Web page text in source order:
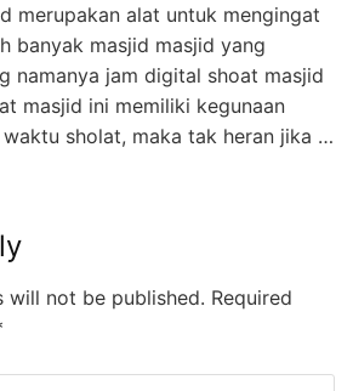
merupakan alat untuk mengingat
banyak masjid masjid yang
namanya jam digital shoat masjid
masjid ini memiliki kegunaan
sholat, maka tak heran jika …
will not be published. Required